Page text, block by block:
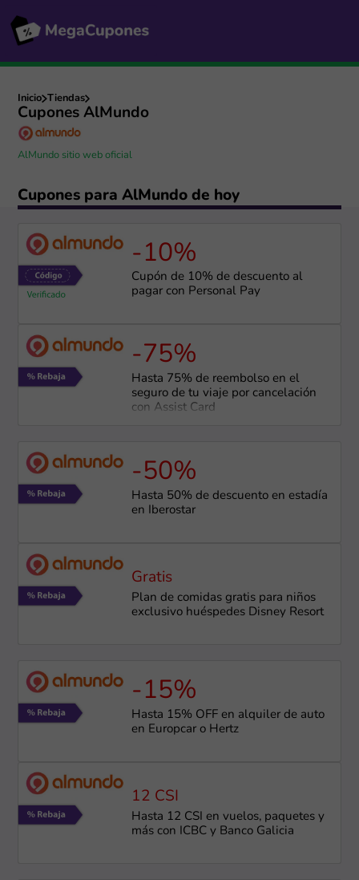
Inicio Tiendas
Cupones AlMundo
AlMundo sitio web oficial
Cupones para AlMundo de hoy
-10%
Cupón de 10% de descuento al
pagar con Personal Pay
-75%
Hasta 75% de reembolso en el
seguro de tu viaje por cancelación
con Assist Card
-50%
Hasta 50% de descuento en estadía
en Iberostar
Gratis
Plan de comidas gratis para niños
exclusivo huéspedes Disney Resort
-15%
Hasta 15% OFF en alquiler de auto
en Europcar o Hertz
12 CSI
Hasta 12 CSI en vuelos, paquetes y
más con ICBC y Banco Galicia